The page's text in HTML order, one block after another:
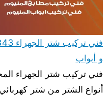
و أبواب
فني تركيب شتر الجهراء
أنواع الشتر من شتر